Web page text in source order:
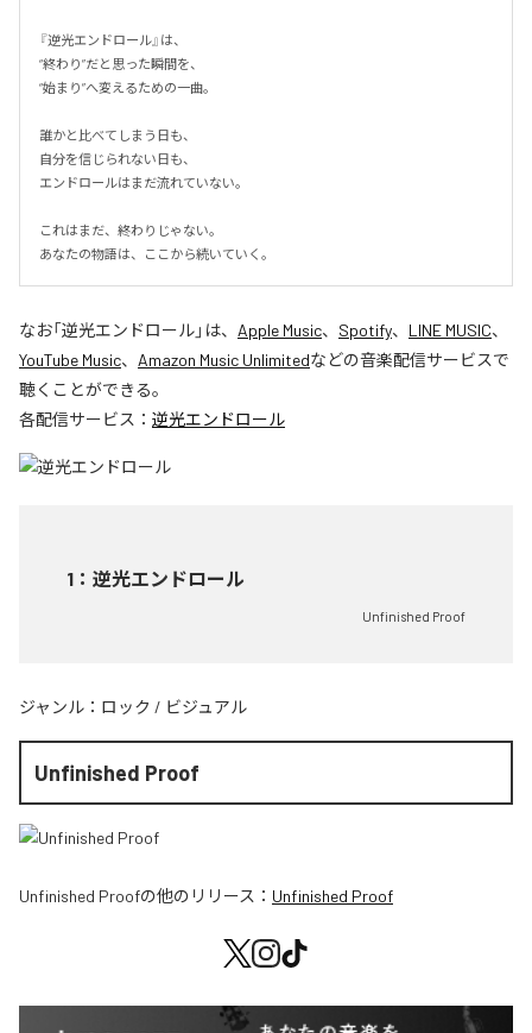
『逆光エンドロール』は、
“終わり”だと思った瞬間を、
“始まり”へ変えるための一曲。
誰かと比べてしまう日も、
自分を信じられない日も、
エンドロールはまだ流れていない。
これはまだ、終わりじゃない。
あなたの物語は、ここから続いていく。
なお「逆光エンドロール」は、 Apple Music、 Spotify、 LINE MUSIC、
YouTube Music、 Amazon Music Unlimitedなどの音楽配信サービスで
聴くことができる。
各配信サービス： 逆光エンドロール
1 ： 逆光エンドロール
Unfinished Proof
ジャンル： ロック / ビジュアル
Unfinished Proof
Unfinished Proofの他のリリース： Unfinished Proof